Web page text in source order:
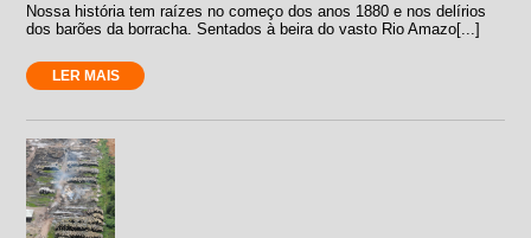
Nossa história tem raízes no começo dos anos 1880 e nos delírios
dos barões da borracha. Sentados à beira do vasto Rio Amazo[...]
LER MAIS